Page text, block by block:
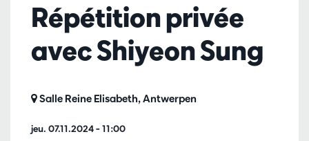
Répétition privée
avec Shiyeon Sung
jeu. 07.11.2024– 11:00
Salle Reine Elisabeth, Antwerpen